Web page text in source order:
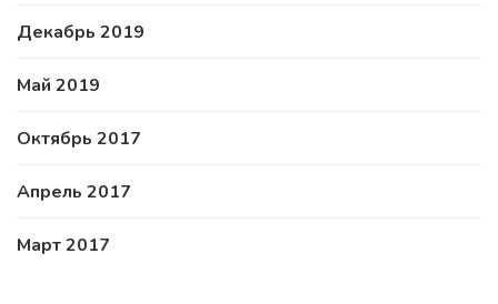
Декабрь 2019
Май 2019
Октябрь 2017
Апрель 2017
Март 2017